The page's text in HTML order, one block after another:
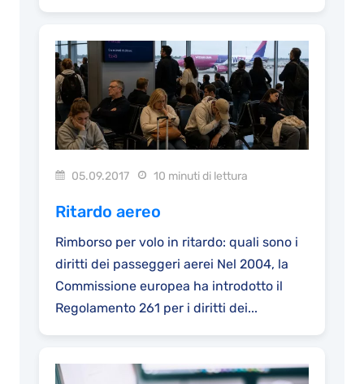
05.09.2017 10 minuti di lettura
Ritardo aereo
Rimborso per volo in ritardo: quali sono i
diritti dei passeggeri aerei Nel 2004, la
Commissione europea ha introdotto il
Regolamento 261 per i diritti dei...